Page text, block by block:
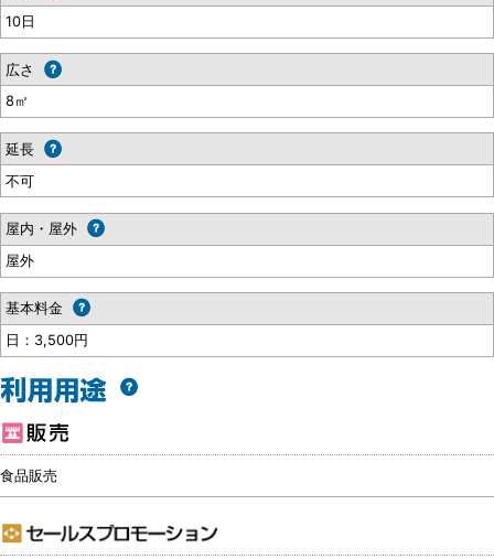
10日
広さ
8㎡
延長
不可
屋内・屋外
屋外
基本料金
日：3,500円
食品販売